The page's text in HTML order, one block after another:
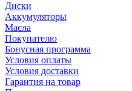
Диски
Аккумуляторы
Масла
Покупателю
Бонусная программа
Условия оплаты
Условия доставки
Гарантия на товар